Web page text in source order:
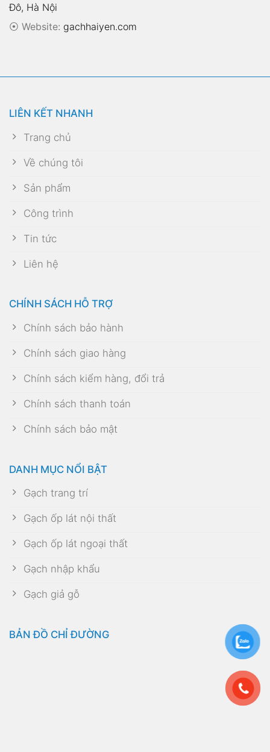
Đô, Hà Nội
⦿ Website: gachhaiyen.com
LIÊN KẾT NHANH
Trang chủ
Về chúng tôi
Sản phẩm
Công trình
Tin tức
Liên hệ
CHÍNH SÁCH HỖ TRỢ
Chính sách bảo hành
Chính sách giao hàng
Chính sách kiểm hàng, đổi trả
Chính sách thanh toán
Chính sách bảo mật
DANH MỤC NỔI BẬT
Gạch trang trí
Gạch ốp lát nội thất
Gạch ốp lát ngoại thất
Gạch nhập khẩu
Gạch giả gỗ
BẢN ĐỒ CHỈ ĐƯỜNG